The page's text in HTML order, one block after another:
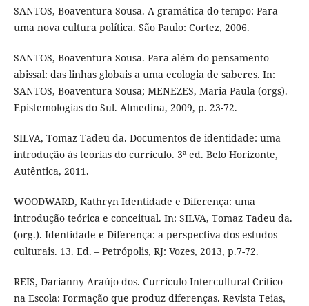
SANTOS, Boaventura Sousa. A gramática do tempo: Para
uma nova cultura política. São Paulo: Cortez, 2006.
SANTOS, Boaventura Sousa. Para além do pensamento
abissal: das linhas globais a uma ecologia de saberes. In:
SANTOS, Boaventura Sousa; MENEZES, Maria Paula (orgs).
Epistemologias do Sul. Almedina, 2009, p. 23-72.
SILVA, Tomaz Tadeu da. Documentos de identidade: uma
introdução às teorias do currículo. 3ª ed. Belo Horizonte,
Autêntica, 2011.
WOODWARD, Kathryn Identidade e Diferença: uma
introdução teórica e conceitual. In: SILVA, Tomaz Tadeu da.
(org.). Identidade e Diferença: a perspectiva dos estudos
culturais. 13. Ed. – Petrópolis, RJ: Vozes, 2013, p.7-72.
REIS, Darianny Araújo dos. Currículo Intercultural Crítico
na Escola: Formação que produz diferenças. Revista Teias,